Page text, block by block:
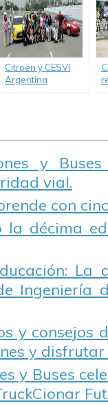
Citroën y CESVI
Argentina
y brindan los
manejo y
recomendaciones
para salir a la ruta
los próximos fines
de semana largos.
y
vial.
con
décima
La
Ingeniería
y consejos
y disfrutar
y Buses